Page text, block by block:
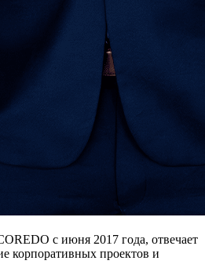
с июня 2017 года, отвечает
корпоративных проектов и